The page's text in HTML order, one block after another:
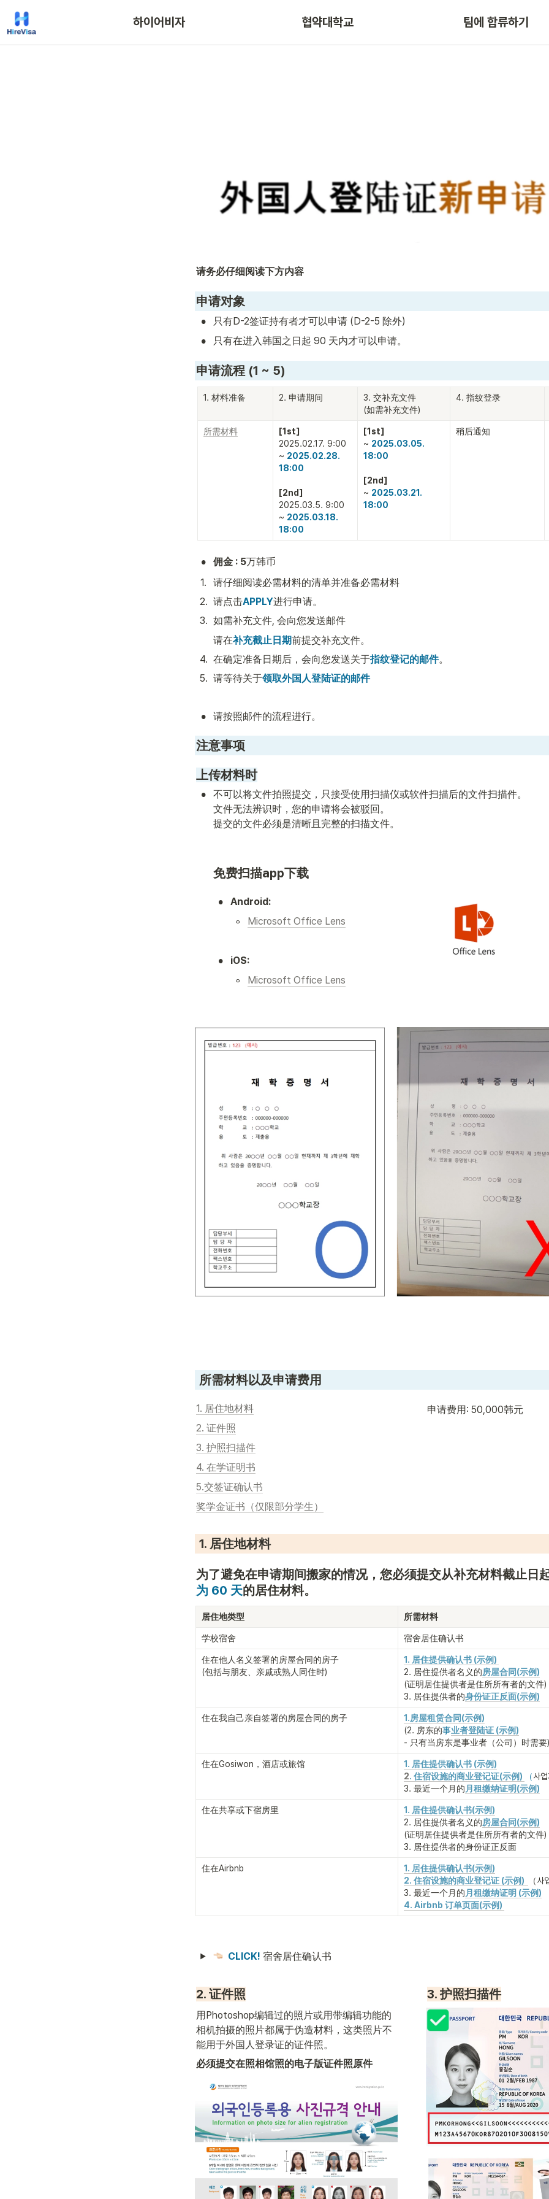
하이어비자 협약대학교 팀에 합류하기
请务必仔细阅读下方内容
申请对象
• 只有D-2签证持有者才可以申请 (D-2-5 除外)
• 只有在进入韩国之日起 90 天内才可以申请。
申请流程 (1 ~ 5)
1. 材料准备 2. 申请期间
3. 交补充文件
(如需补充文件)
4. 指纹登录
所需材料
[1st]
2025.02.17. 9:00
~ 2025.02.28.
18:00
2025.03.5. 9:00
~ 2025.03.18.
18:00
[1st]
~ 2025.03.05.
18:00
[2nd]
~ 2025.03.21.
18:00
稍后通知
• 佣金 : 5万韩币
1.
请仔细阅读必需材料的清单并准备必需材料
2. 请点击APPLY进行申请。
3. 如需补充文件, 会向您发送邮件
请在补充截止日期前提交补充文件。
4. 在确定准备日期后，会向您发送关于指纹登记的邮件。
5. 请等待关于领取外国人登陆证的邮件
• 请按照邮件的流程进行。
注意事项
上传材料时
•
不可以将文件拍照提交，只接受使用扫描仪或软件扫描后的文件扫描件。
文件无法辨识时，您的申请将会被驳回。
提交的文件必须是清晰且完整的扫描文件。
免费扫描app下载
• Android:
◦ Microsoft Office Lens
• iOS:
◦ Microsoft Office Lens
所需材料以及申请费用
1. 居住地材料
2. 证件照
3. 护照扫描件
4. 在学证明书
5.交签证确认书
奖学金证书（仅限部分学生）
申请费用: 50,000韩元
1. 居住地材料
为了避免在申请期间搬家的情况，您必须提交从补充材料截止日
为 60 天的居住材料。
居住地类型 所需材料
学校宿舍 宿舍居住确认书
住在他人名义签署的房屋合同的房子
(包括与朋友、亲戚或熟人同住时)
1. 居住提供确认书 (示例)
2. 居住提供者名义的房屋合同(示例)
(证明居住提供者是住所所有者的文件)
3. 居住提供者的身份证正反面(示例)
住在我自己亲自签署的房屋合同的房子
1.房屋租赁合同(示例)
(2. 房东的事业者登陆证 (示例)
- 只有当房东是事业者（公司）时需要)
住在Gosiwon，酒店或旅馆
1. 居住提供确认书 (示例)
2. 住宿设施的商业登记证(示例) （사업
3. 最近一个月的 月租缴纳证明(示例)
住在共享或下宿房里
1. 居住提供确认书(示例)
2. 居住提供者名义的房屋合同(示例)
(证明居住提供者是住所所有者的文件)
3. 居住提供者的身份证正反面
住在Airbnb
1. 居住提供确认书(示例)
2. 住宿设施的商业登记证 (示例)
（사
3. 最近一个月的 月租缴纳证明 (示例)
4. Airbnb 订单页面(示例)
CLICK! 宿舍居住确认书
2. 证件照
用Photoshop编辑过的照片或用带编辑功能的
相机拍摄的照片都属于伪造材料，这类照片不
能用于外国人登录证的证件照。
必须提交在照相馆照的电子版证件照原件
3. 护照扫描件